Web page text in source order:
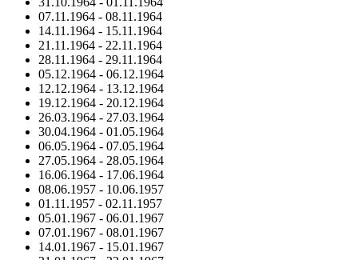
07.11.1964 - 08.11.1964
14.11.1964 - 15.11.1964
21.11.1964 - 22.11.1964
28.11.1964 - 29.11.1964
05.12.1964 - 06.12.1964
12.12.1964 - 13.12.1964
19.12.1964 - 20.12.1964
26.03.1964 - 27.03.1964
30.04.1964 - 01.05.1964
06.05.1964 - 07.05.1964
27.05.1964 - 28.05.1964
16.06.1964 - 17.06.1964
08.06.1957 - 10.06.1957
01.11.1957 - 02.11.1957
05.01.1967 - 06.01.1967
07.01.1967 - 08.01.1967
14.01.1967 - 15.01.1967